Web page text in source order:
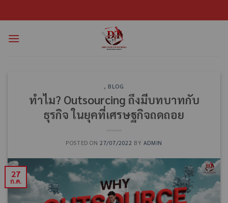
, BLOG
ทำไม? Outsourcing ถึงมีบทบาทกับ
ธุรกิจ ในยุคที่เศรษฐกิจถดถอย
POSTED ON 27/07/2022 BY ADMIN
27
ก.ค.